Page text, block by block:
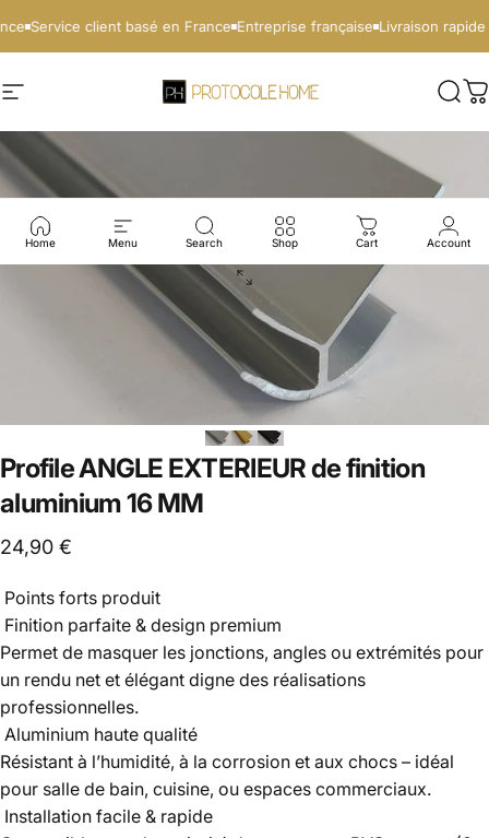
Service client basé en France Entreprise française Livraison rapide
Navigation Protocole Pro
Home Menu Search Shop Cart Account
ProfileANGLE EXTERIEURdefinition
aluminium16MM
24,90 €
Points forts produit
Finition parfaite & design premium
Permet de masquer les jonctions, angles ou extrémités pour
un rendu net et élégant digne des réalisations
professionnelles.
Aluminium haute qualité
Résistant à l’humidité, à la corrosion et aux chocs – idéal
pour salle de bain, cuisine, ou espaces commerciaux.
Installation facile & rapide